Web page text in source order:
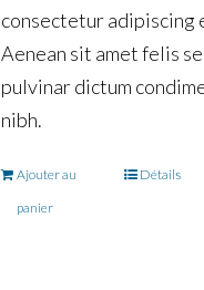
consectetur adipiscing
Aenean sit amet felis
pulvinar dictum
nibh.
Ajouter au
panier
Détails